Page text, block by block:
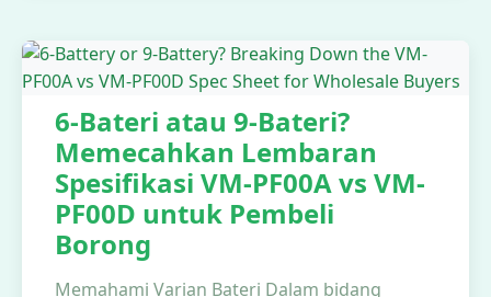
6-Bateri atau 9-Bateri?
Memecahkan Lembaran
Spesifikasi VM-PF00A vs VM-
PF00D untuk Pembeli
Borong
Memahami Varian Bateri Dalam bidang